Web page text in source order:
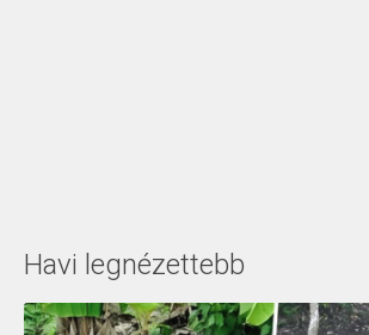
Havi legnézettebb